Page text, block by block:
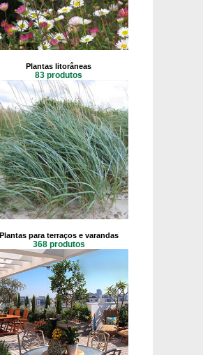
Plantas litorâneas
83 produtos
Plantas para terraços e varandas
368 produtos